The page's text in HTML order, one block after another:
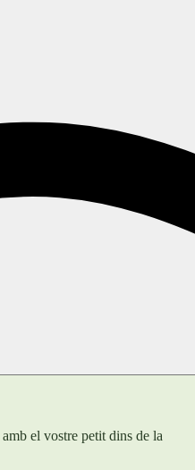
el vostre petit dins de la